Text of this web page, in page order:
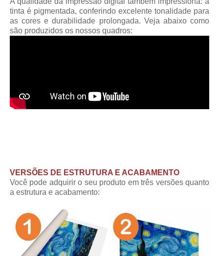
tinta é pigmentada, conferindo excelente tonalidade para
as cores e durabilidade prolongada. Veja abaixo como
são produzidos os nossos quadros:
VERSÕES DE ESTRUTURA E ACABAMENTO
Você pode adquirir o seu produto em três versões quanto
a estrutura e acabamento: